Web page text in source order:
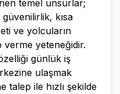
temel unsurlar;
kısa
ve yolcuların
verme yeteneğidir.
günlük iş
ulaşmak
talep ile hızlı şekilde